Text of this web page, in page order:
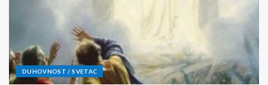
DUHOVNOST / SVETAC